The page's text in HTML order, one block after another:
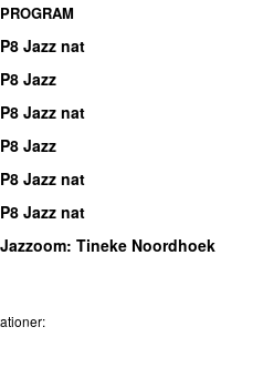
PROGRAM
P8 Jazz nat
P8 Jazz
P8 Jazz nat
P8 Jazz
P8 Jazz nat
P8 Jazz nat
Jazzoom: Tineke Noordhoek